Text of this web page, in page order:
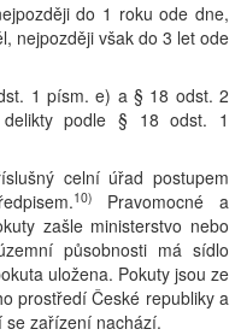
do 1 roku ode dne,
nejpozději však do 3 let ode
1 písm. e) a § 18 odst. 2
delikty podle § 18 odst. 1
celní úřad postupem
10)
Pravomocné a
zašle ministerstvo nebo
působnosti má sídlo
uložena. Pokuty jsou ze
prostředí České republiky a
se zařízení nachází.